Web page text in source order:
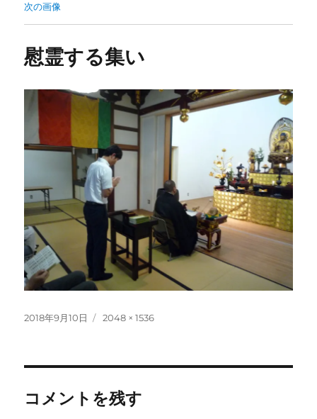
次の画像
慰霊する集い
投
2018年9月10日
フ
2048 × 1536
コメントを残す